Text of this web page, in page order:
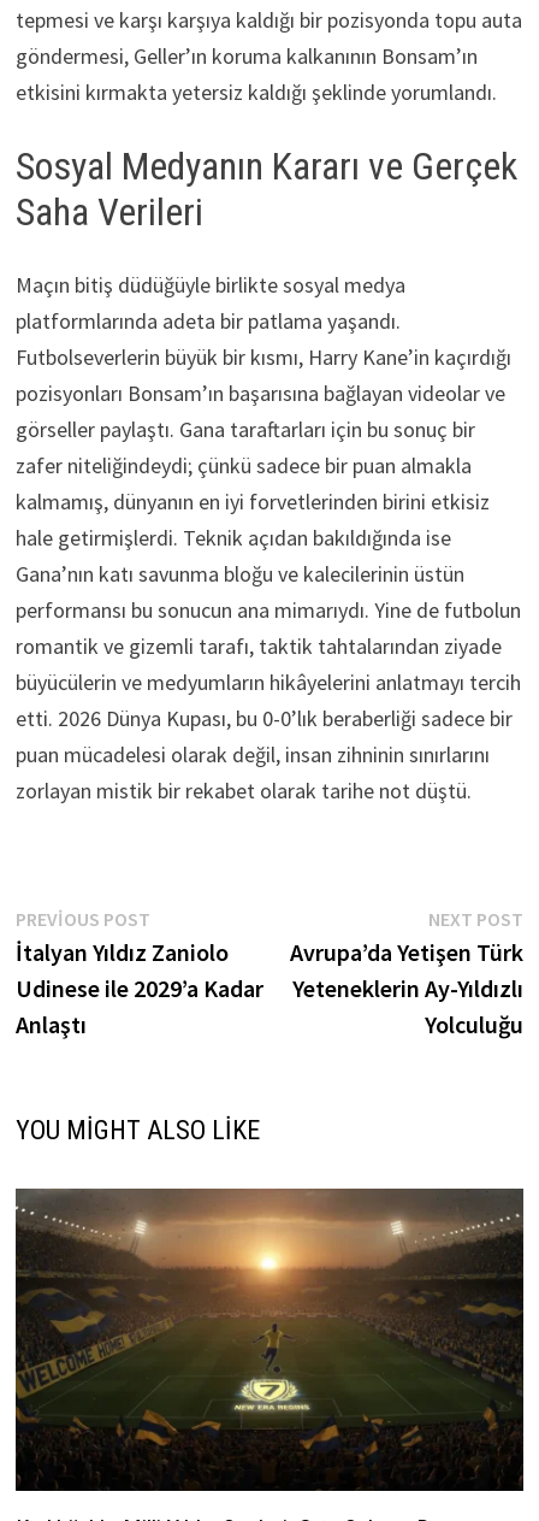
tepmesi ve karşı karşıya kaldığı bir pozisyonda topu auta
göndermesi, Geller’ın koruma kalkanının Bonsam’ın
etkisini kırmakta yetersiz kaldığı şeklinde yorumlandı.
Sosyal Medyanın Kararı ve Gerçek
Saha Verileri
Maçın bitiş düdüğüyle birlikte sosyal medya
platformlarında adeta bir patlama yaşandı.
Futbolseverlerin büyük bir kısmı, Harry Kane’in kaçırdığı
pozisyonları Bonsam’ın başarısına bağlayan videolar ve
görseller paylaştı. Gana taraftarları için bu sonuç bir
zafer niteliğindeydi; çünkü sadece bir puan almakla
kalmamış, dünyanın en iyi forvetlerinden birini etkisiz
hale getirmişlerdi. Teknik açıdan bakıldığında ise
Gana’nın katı savunma bloğu ve kalecilerinin üstün
performansı bu sonucun ana mimarıydı. Yine de futbolun
romantik ve gizemli tarafı, taktik tahtalarından ziyade
büyücülerin ve medyumların hikâyelerini anlatmayı tercih
etti. 2026 Dünya Kupası, bu 0-0’lık beraberliği sadece bir
puan mücadelesi olarak değil, insan zihninin sınırlarını
zorlayan mistik bir rekabet olarak tarihe not düştü.
Yazı
gezinmesi
PREVIOUS POSTPrevious
post:
İtalyan Yıldız Zaniolo
Udinese ile 2029’a Kadar
Anlaştı
NEXT POST
Avrupa’da Yetişen Türk
Yeteneklerin Ay-Yıldızlı
Yolculuğu
YOU MIGHT ALSO LIKE